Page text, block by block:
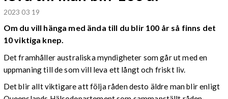
2023 03 19
Om du vill hänga med ända till du blir 100 år så finns det
10 viktiga knep.
Det framhåller australiska myndigheter som går ut med en
uppmaning till de som vill leva ett långt och friskt liv.
Det blir allt viktigare att följa råden desto äldre man blir enligt